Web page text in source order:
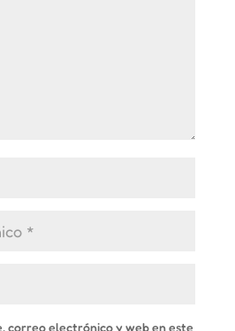
correo electrónico y web en este